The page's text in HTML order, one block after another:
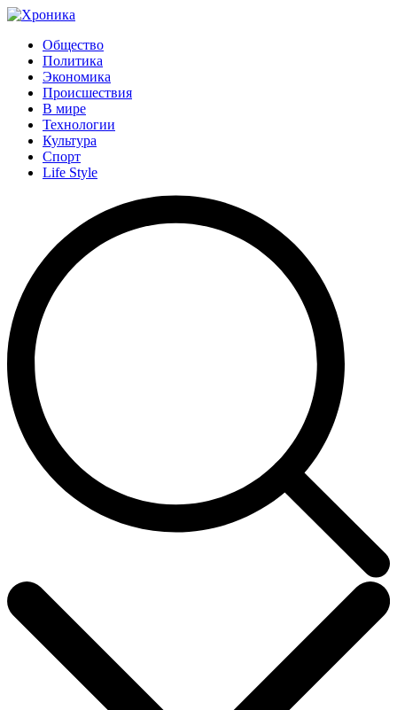
Общество
Политика
Экономика
Происшествия
В мире
Технологии
Культура
Спорт
Life Style